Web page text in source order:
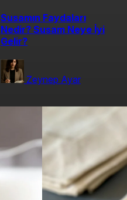
Susamın Faydaları
Nedir? Susam Neye İyi
Gelir?
Zeynep Ayar